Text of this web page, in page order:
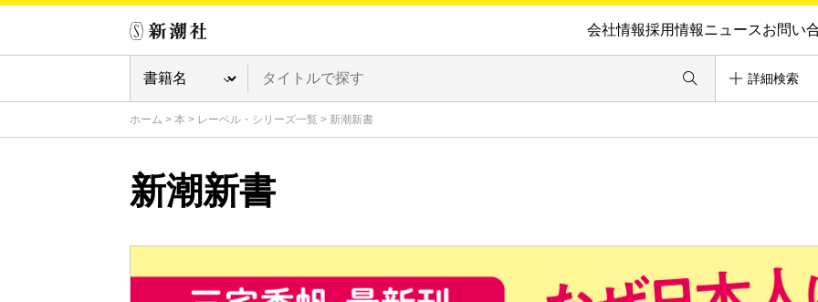
会社情報採用情報ニュースお問い
詳細検索
ホーム > 本 > レーベル・シリーズ一覧 > 新潮新書
新潮新書